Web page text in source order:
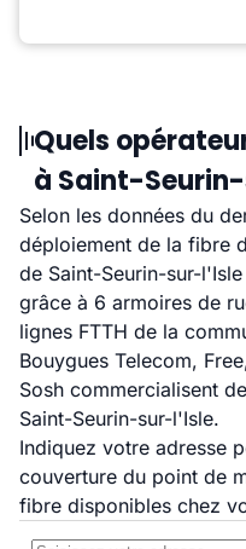
Quels
à Saint-
Selon les données du
déploiement de la fibre
de Saint-Seurin-sur-
grâce à 6 armoires de
lignes FTTH de la
Bouygues Telecom,
Sosh commercialisent
Saint-Seurin-sur-l'Isle.
Indiquez votre adresse
couverture du point de
fibre disponibles chez